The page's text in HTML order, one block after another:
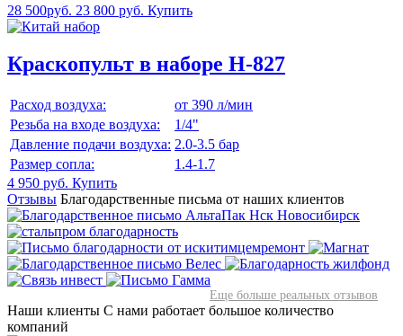
28 500руб. 23 800 руб. Купить
Краскопульт в наборе H-827
Расход воздуха:
от 390 л/мин
Резьба на входе воздуха:
1/4"
Давление подачи воздуха: 2.0-3.5 бар
Размер сопла:
1.4-1.7
4 950 руб. Купить
Отзывы Благодарственные письма от наших клиентов
Еще больше реальных отзывов
Наши клиенты С нами работает большое количество
компаний